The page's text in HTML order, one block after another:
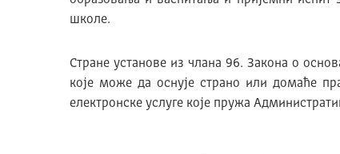
школе.
Стране установе из члана 96. Закона о
које може да оснује страно или домаће
електронске услуге које пружа